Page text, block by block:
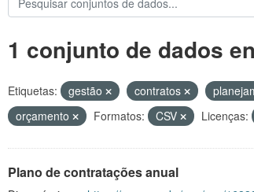
1 conjunto de dados
Etiquetas: gestão contratos
orçamento
Formatos: CSV Licenças:
Plano de contratações anual